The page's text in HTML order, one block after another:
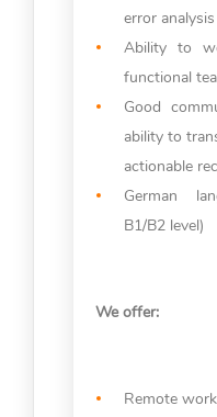
error
Ability to
functional
Good
ability to
actionable
German
B1/B2 level)
We offer:
Remote